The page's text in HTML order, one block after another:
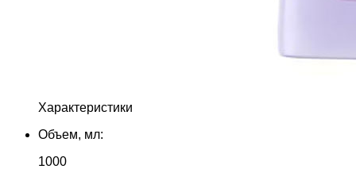
Характеристики
Объем, мл:
1000